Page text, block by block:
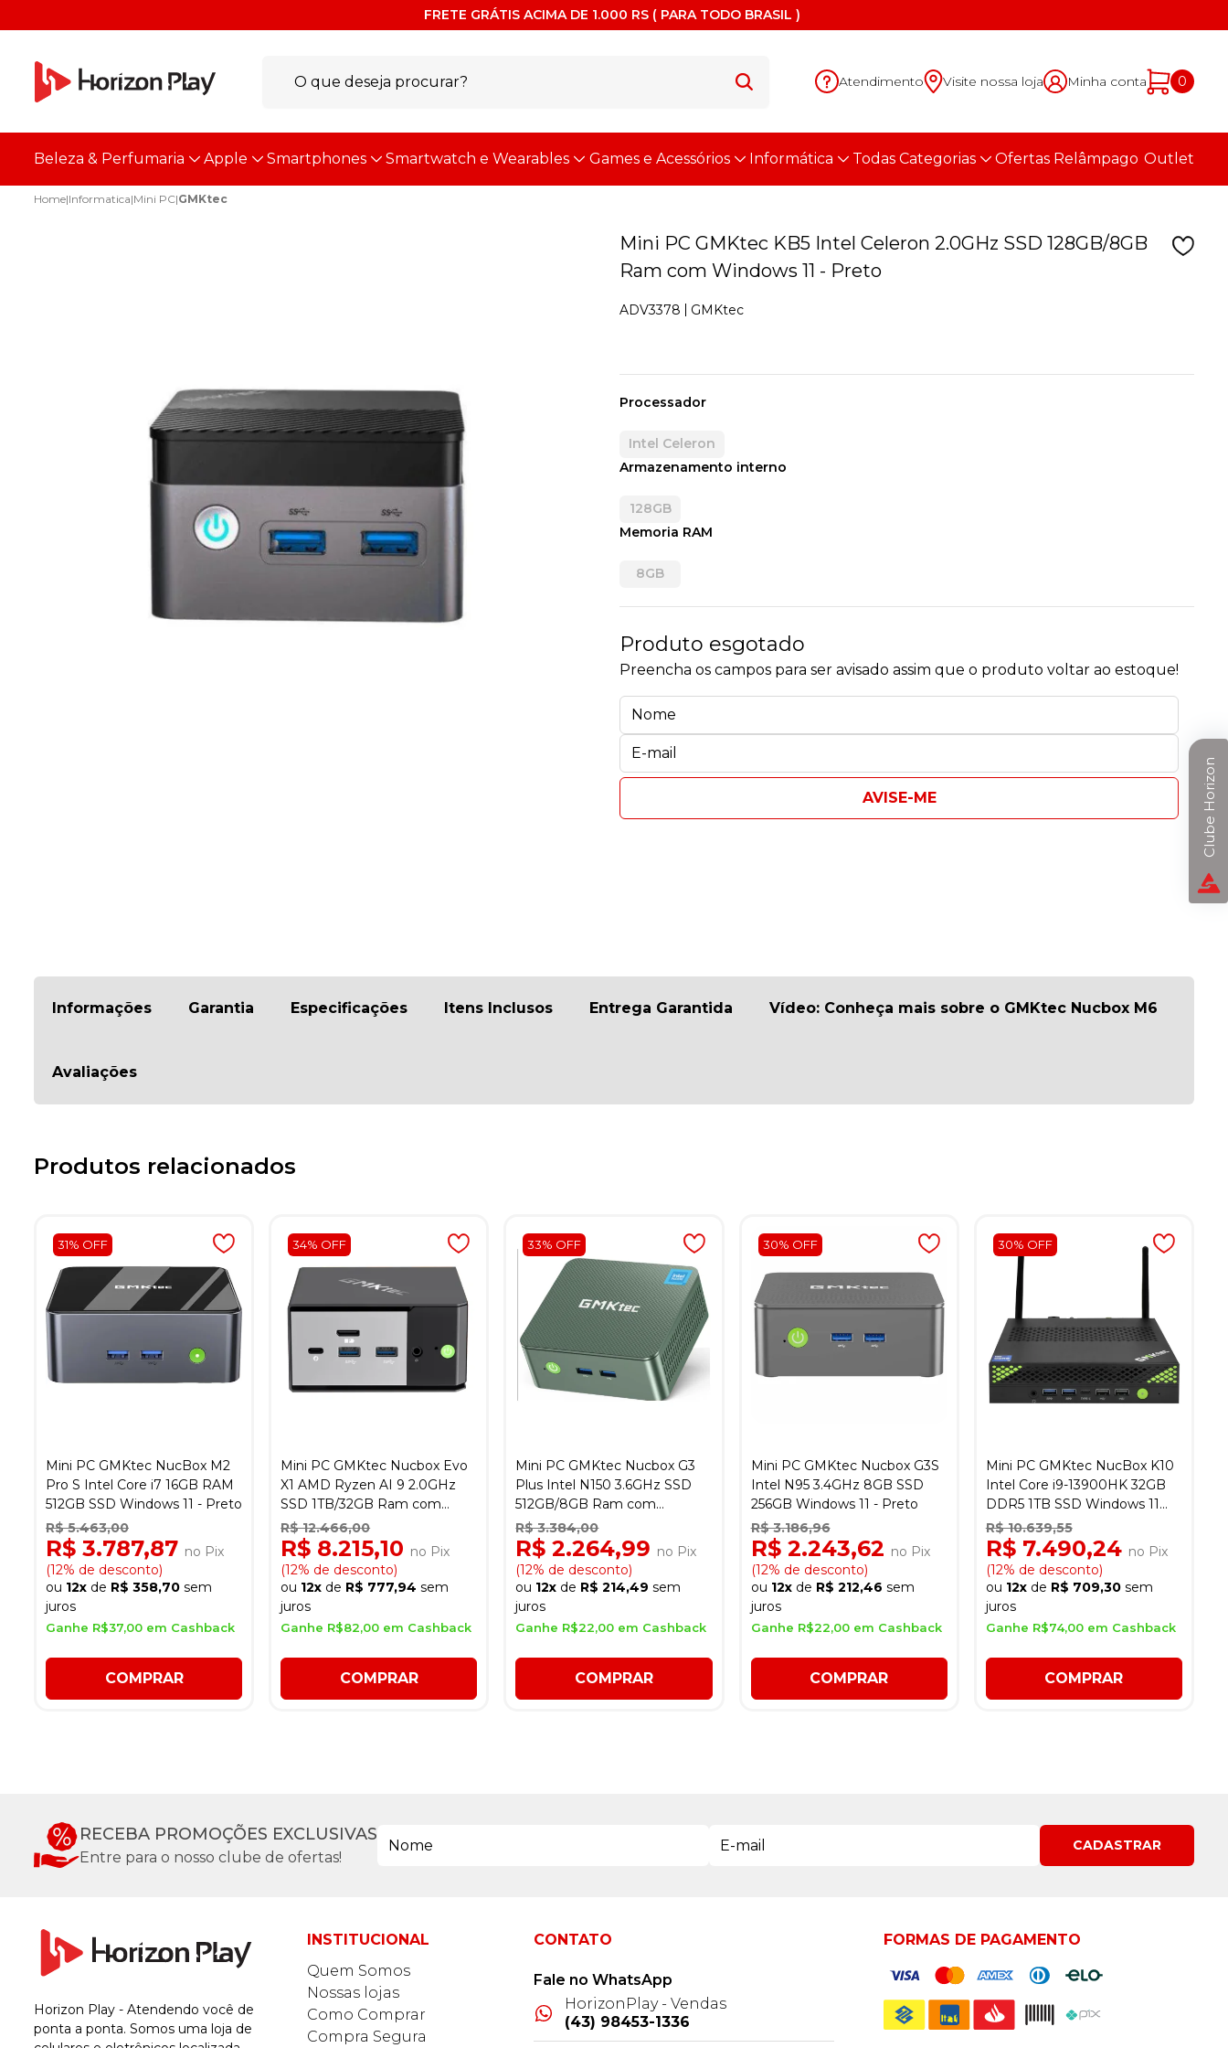
FRETE GRÁTIS ACIMA DE 1.000 RS ( PARA TODO BRASIL )
Atendimento Visite nossa loja Minha conta 0
Beleza & Perfumaria Apple Smartphones Smartwatch e Wearables Games e Acessórios Informática Todas Categorias Ofertas Relâmpago Outlet
Home|Informatica|Mini PC|GMKtec
Mini PC GMKtec KB5 Intel Celeron 2.0GHz SSD 128GB/8GB
Ram com Windows 11 - Preto
ADV3378 GMKtec
Processador
Intel Celeron
Armazenamento interno
128GB
Memoria RAM
8GB
Produto esgotado
Preencha os campos para ser avisado assim que o produto voltar ao estoque!
AVISE-ME
Informações Garantia Especificações Itens Inclusos Entrega Garantida Vídeo: Conheça mais sobre o GMKtec Nucbox M6
Avaliações
Produtos relacionados
31% OFF
Mini PC GMKtec NucBox M2
Pro S Intel Core i7 16GB RAM
512GB SSD Windows 11 - Preto
R$ 5.463,00
R$ 3.787,87 no Pix
(12% de desconto)
ou 12x de R$ 358,70 sem
juros
Ganhe R$37,00 em Cashback
COMPRAR
34% OFF
Mini PC GMKtec Nucbox Evo
X1 AMD Ryzen AI 9 2.0GHz
SSD 1TB/32GB Ram com
Windows 11 - Preto
R$ 12.466,00
R$ 8.215,10 no Pix
(12% de desconto)
ou 12x de R$ 777,94 sem
juros
Ganhe R$82,00 em Cashback
COMPRAR
33% OFF
Mini PC GMKtec Nucbox G3
Plus Intel N150 3.6GHz SSD
512GB/8GB Ram com
Windows 11 - Preto
R$ 3.384,00
R$ 2.264,99 no Pix
(12% de desconto)
ou 12x de R$ 214,49 sem
juros
Ganhe R$22,00 em Cashback
COMPRAR
30% OFF
Mini PC GMKtec Nucbox G3S
Intel N95 3.4GHz 8GB SSD
256GB Windows 11 - Preto
R$ 3.186,96
R$ 2.243,62 no Pix
(12% de desconto)
ou 12xde R$ 212,46 sem
juros
Ganhe R$22,00 em Cashback
COMPRAR
30% OFF
Mini PC GMKtec NucBox K10
Intel Core i9-13900HK 32GB
DDR5 1TB SSD Windows 11
Pro - Preto
R$ 10.639,55
R$ 7.490,24 no Pix
(12% de desconto)
ou 12xde R$ 709,30 sem
juros
Ganhe R$74,00 em Cashback
COMPRAR
RECEBA PROMOÇÕES EXCLUSIVAS
Entre para o nosso clube de ofertas!
CADASTRAR
Horizon Play - Atendendo você de
ponta a ponta. Somos uma loja de
INSTITUCIONAL
Quem Somos
Nossas lojas
Como Comprar
Compra Segura
CONTATO
Fale no WhatsApp
HorizonPlay - Vendas
(43) 98453-1336
FORMAS DE PAGAMENTO
Clube Horizon